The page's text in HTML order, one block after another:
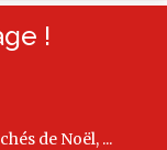
!
de Noël, ...